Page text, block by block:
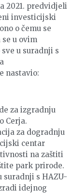
2021. predvidjeli
investicijski
o čemu se
se u ovim
u suradnji s
nastavio:
za izgradnju
Cerja.
za dogradnju
centar
na zaštiti
park prirode.
suradnji s HAZU-
idejnog